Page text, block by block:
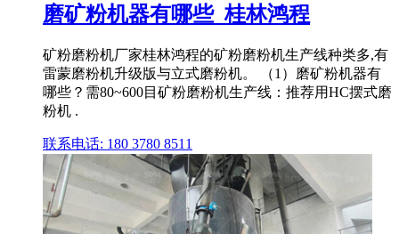
磨矿粉机器有哪些_桂林鸿程
矿粉磨粉机厂家桂林鸿程的矿粉磨粉机生产线种类多,有
雷蒙磨粉机升级版与立式磨粉机。 （1）磨矿粉机器有
哪些？需80~600目矿粉磨粉机生产线：推荐用HC摆式磨
粉机 .
联系电话: 180 3780 8511